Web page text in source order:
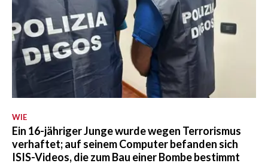
WIE
Ein 16-jähriger Junge wurde wegen Terrorismus
verhaftet; auf seinem Computer befanden sich
ISIS-Videos, die zum Bau einer Bombe bestimmt